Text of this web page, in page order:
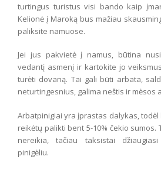
turtingus turistus visi bando kaip
Kelionė į Maroką bus mažiau
paliksite namuose.
Jei jus pakvietė į namus, būtina
vedantį asmenį ir kartokite jo
turėti dovaną. Tai gali būti arbata,
neturtingesnius, galima neštis ir mėsos
Arbatpinigiai yra įprastas dalykas,
reikėtų palikti bent 5-10% čekio sumos.
nereikia, tačiau taksistai
pinigėliu.